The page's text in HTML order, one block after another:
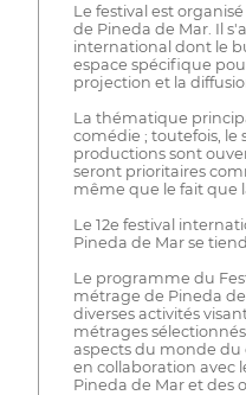
Le festival est
de Pineda de Mar. Il
international dont le
espace spécifique
projection et la
La thématique
comédie ; toutefois, le
productions sont
seront prioritaires
même que le fait que
Le 12e festival
Pineda de Mar se
Le programme du
métrage de Pineda
diverses activités
métrages
aspects du monde du
en collaboration avec
Pineda de Mar et des